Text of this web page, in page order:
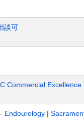
談可
Commercial Excellence
Endourology |